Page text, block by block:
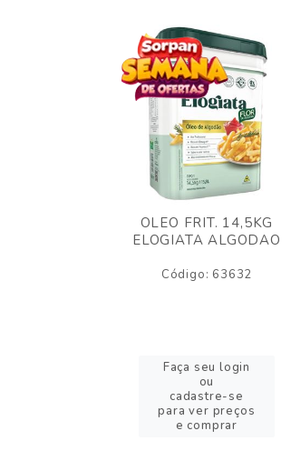
OLEO FRIT. 14,5KG
ELOGIATA ALGODAO
Código: 63632
Faça seu login
ou
cadastre-se
para ver preços
e comprar